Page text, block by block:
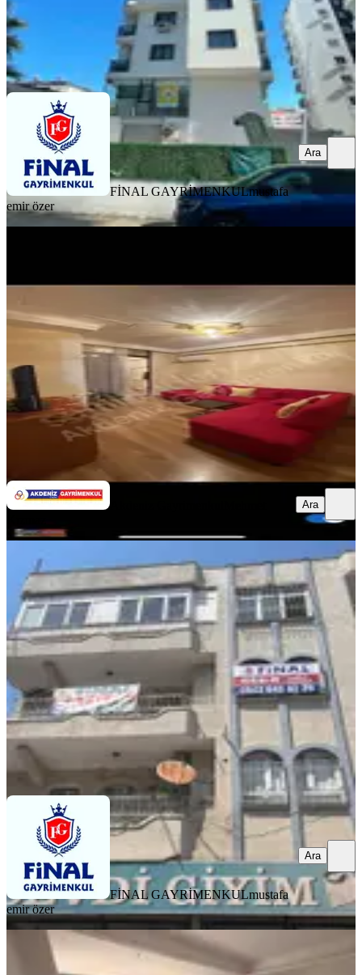
FİNAL GAYRİMENKUL mustafa emir özer
Ara
FİNAL GAYRİMENKULmustafa
emir özer
Ara
Seyhan, Reşatbey Mahallesi
1+1·55 m² ·5. Kat·06.08.2026
22.000 ₺
Akdeniz Gayrimenkul Mehmet Kızmaz
Ara
Şakirpaşa Caddesi Üzerinde Xx Large
Masrafsız 3+1 Daire
Seyhan, Şakirpaşa Mahallesi
3+1·175 m² Müstakil 06.08.2026
11.000 ₺
FİNAL GAYRİMENKUL mustafa emir özer
Ara
FİNAL GAYRİMENKULmustafa
emir özer
Ara
Adana Seyhan Kiralık 3+1 Havuzlu
Site İçinde Daire